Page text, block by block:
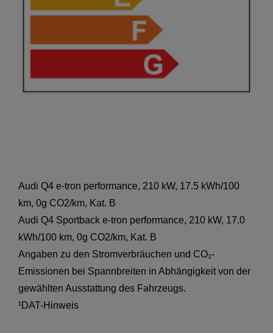
Audi Q4 e-tron performance, 210 kW, 17.5 kWh/100
km, 0g CO2/km, Kat. B
Audi Q4 Sportback e-tron performance, 210 kW, 17.0
kWh/100 km, 0g CO2/km, Kat. B
Angaben zu den Stromverbräuchen und CO₂-
Emissionen bei Spannbreiten in Abhängigkeit von der
gewählten Ausstattung des Fahrzeugs.
¹DAT-Hinweis